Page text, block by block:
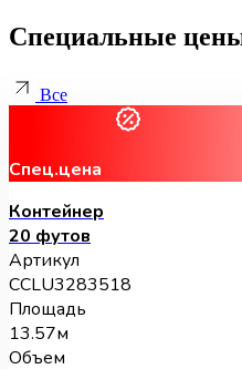
Специальные
Все
Спец.цена
Контейнер
20 футов
Артикул
CCLU3283518
Площадь
13.57м
Объем